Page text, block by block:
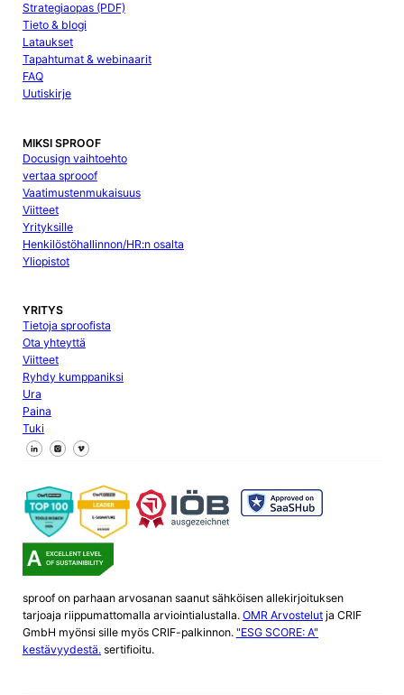
Strategiaopas (PDF)
Tieto & blogi
Lataukset
Tapahtumat & webinaarit
FAQ
Uutiskirje
MIKSI SPROOF
Docusign vaihtoehto
vertaa sprooof
Vaatimustenmukaisuus
Viitteet
Yrityksille
Henkilöstöhallinnon/HR:n osalta
Yliopistot
YRITYS
Tietoja sproofista
Ota yhteyttä
Viitteet
Ryhdy kumppaniksi
Ura
Paina
Tuki
Seuraa meitä Facebookissa
Seuraa meitä X
Seuraa meitä LinkedInissä
sproof on parhaan arvosanan saanut sähköisen allekirjoituksen
tarjoaja riippumattomalla arviointialustalla. OMR Arvostelutja CRIF
GmbH myönsi sille myös CRIF-palkinnon. "ESG SCORE: A"
kestävyydestä.sertifioitu.